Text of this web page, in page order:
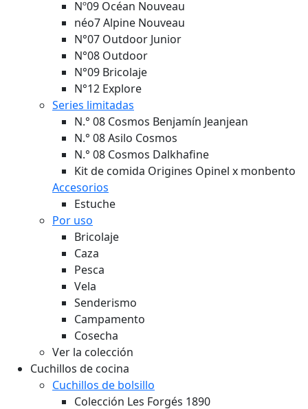
Nº09 Océan Nouveau
néo7 Alpine Nouveau
N°07 Outdoor Junior
N°08 Outdoor
N°09 Bricolaje
N°12 Explore
Series limitadas
N.° 08 Cosmos Benjamín Jeanjean
N.° 08 Asilo Cosmos
N.° 08 Cosmos Dalkhafine
Kit de comida Origines Opinel x monbento
Accesorios
Estuche
Por uso
Bricolaje
Caza
Pesca
Vela
Senderismo
Campamento
Cosecha
Ver la colección
Cuchillos de cocina
Cuchillos de bolsillo
Colección Les Forgés 1890